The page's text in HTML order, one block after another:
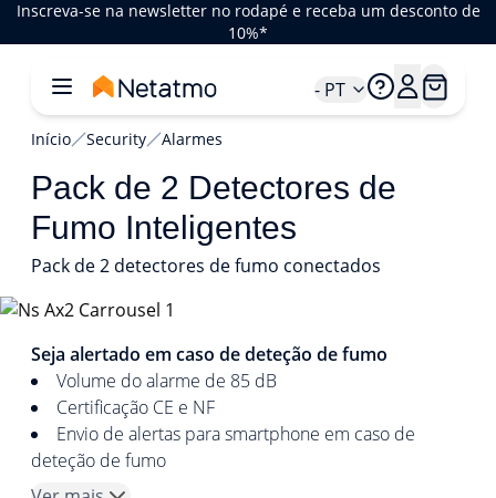
Inscreva-se na newsletter no rodapé e receba um desconto de
10%*
- PT
Início Security Alarmes
Pack de 2 Detectores de
Fumo Inteligentes
Pack de 2 detectores de fumo conectados
Seja alertado em caso de deteção de fumo
Volume do alarme de 85 dB
Certificação CE e NF
Envio de alertas para smartphone em caso de
deteção de fumo